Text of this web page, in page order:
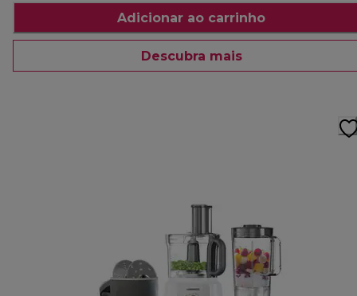
Adicionar ao carrinho
Descubra mais